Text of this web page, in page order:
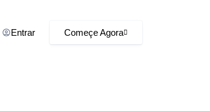
Entrar Começe Agora